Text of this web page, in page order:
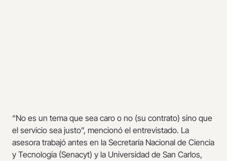
“No es un tema que sea caro o no (su contrato) sino que
el servicio sea justo”, mencionó el entrevistado. La
asesora trabajó antes en la Secretaría Nacional de Ciencia
y Tecnología (Senacyt) y la Universidad de San Carlos,